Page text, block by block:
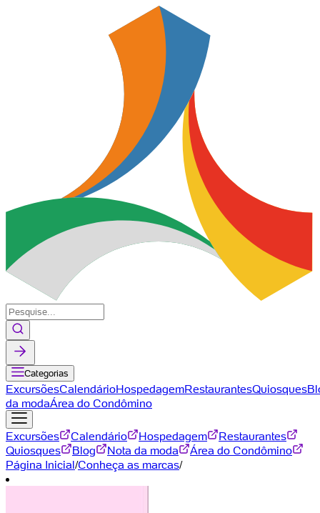
Categorias
ExcursõesCalendárioHospedagemRestaurantesQuiosques
da modaÁrea do Condômino
Excursões Calendário Hospedagem
Restaurantes
Quiosques
Blog Nota da moda
Área do Condômino
Página Inicial/Conheça as marcas/